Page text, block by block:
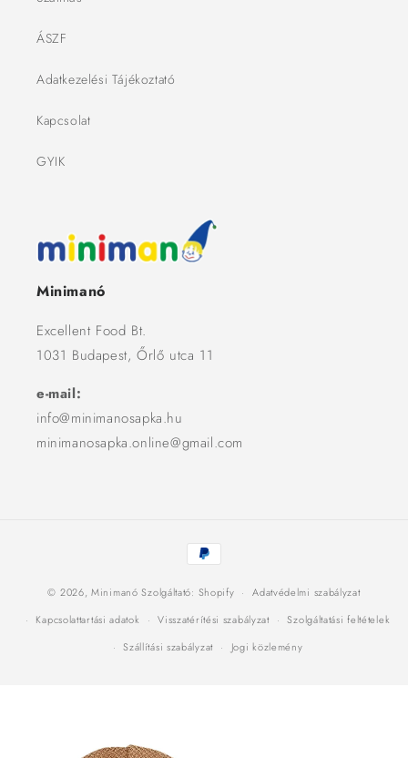
ÁSZF
Adatkezelési Tájékoztató
Kapcsolat
GYIK
Minimanó
Excellent Food Bt.
1031 Budapest, Őrlő utca 11
e-mail:
info@minimanosapka.hu
minimanosapka.online@gmail.com
Fizetési
módok
© 2026,Minimanó Szolgáltató: Shopify
Adatvédelmi szabályzat
Kapcsolattartási adatok
Visszatérítési szabályzat
Szolgáltatási feltételek
Szállítási szabályzat
Jogi közlemény